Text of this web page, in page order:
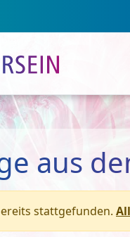
aus
stattgefunden.